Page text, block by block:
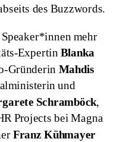
des Buzzwords.
mehr
ExpertinBlanka
Gründerin Mahdis
und
Schramböck,
Projects bei Magna
Franz Kühmayer